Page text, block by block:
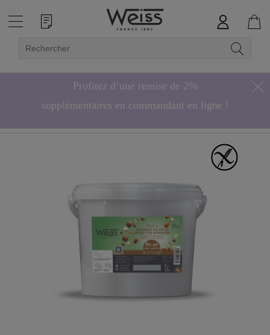
Profitez d’une remise de 2%
supplémentaires en commandant en ligne !